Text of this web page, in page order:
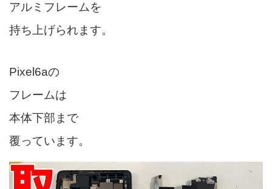
アルミフレームを
持ち上げられます。
Pixel6aの
フレームは
本体下部まで
覆っています。